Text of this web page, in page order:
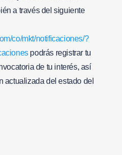
a través del siguiente
co/mkt/notificaciones/?
podrás registrar tu
de tu interés, así
actualizada del estado del